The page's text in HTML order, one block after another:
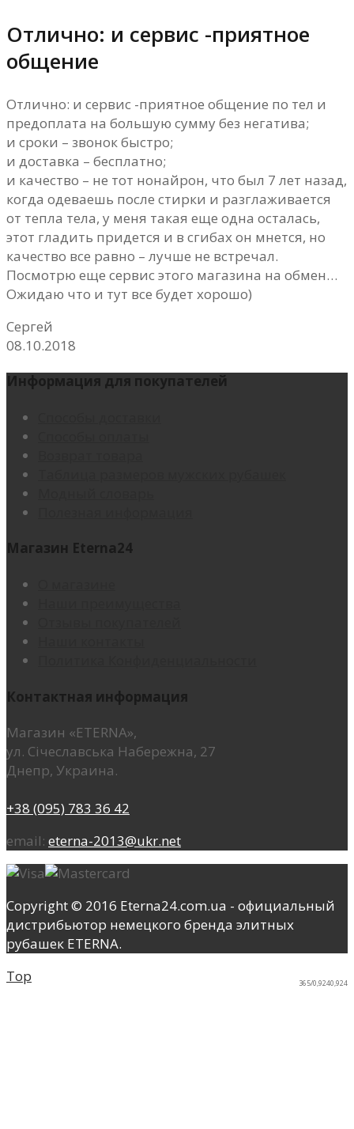
Отлично: и сервис -приятное
общение
Отлично: и сервис -приятное общение по тел и
предоплата на большую сумму без негатива;
и сроки – звонок быстро;
и доставка – бесплатно;
и качество – не тот нонайрон, что был 7 лет назад,
когда одеваешь после стирки и разглаживается
от тепла тела, у меня такая еще одна осталась,
этот гладить придется и в сгибах он мнется, но
качество все равно – лучше не встречал.
Посмотрю еще сервис этого магазина на обмен…
Ожидаю что и тут все будет хорошо)
Сергей
08.10.2018
Информация для покупателей
Магазин Eterna24
Контактная информация
Магазин «ETERNA»,
ул. Січеславська Набережна, 27
Днепр, Украина.
+38 (095) 783 36 42
email: eterna-2013@ukr.net
Copyright © 2016 Eterna24.com.ua - официальный
дистрибьютор немецкого бренда элитных
рубашек ETERNA.
365/0,9240,924
Top